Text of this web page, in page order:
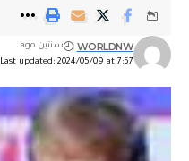
Last updated: 2024/05/09 at 7:57 مساءً
WORLDNW سنتين ago